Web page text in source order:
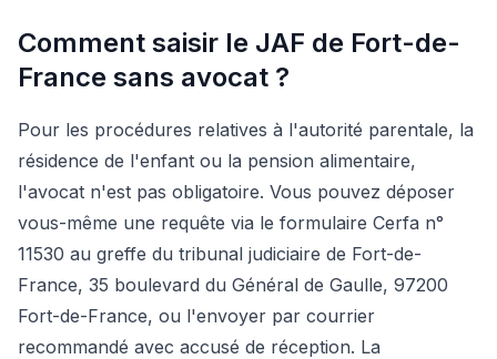
Comment saisir le JAF de Fort-de-
France sans avocat ?
Pour les procédures relatives à l'autorité parentale, la
résidence de l'enfant ou la pension alimentaire,
l'avocat n'est pas obligatoire. Vous pouvez déposer
vous-même une requête via le formulaire Cerfa n°
11530 au greffe du tribunal judiciaire de Fort-de-
France, 35 boulevard du Général de Gaulle, 97200
Fort-de-France, ou l'envoyer par courrier
recommandé avec accusé de réception. La